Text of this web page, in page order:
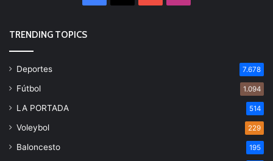
TRENDING TOPICS
Deportes 7.678
Fútbol 1.094
LA PORTADA 514
Voleybol 229
Baloncesto 195